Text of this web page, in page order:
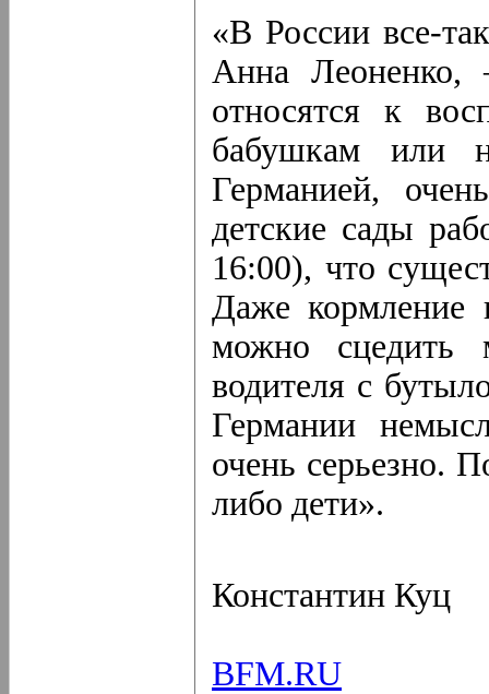
«В России все-
Анна
относятся к
бабушкам или
Германией,
детские сады
16:00), что
Даже кормление
можно сцедить
водителя с
Германии
очень серьезно.
либо дети».
Константин Куц
BFM.RU